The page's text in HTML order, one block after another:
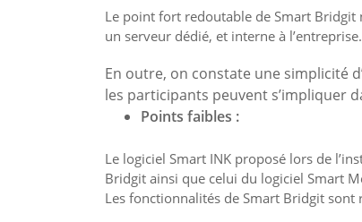
Le point fort redoutable de Smart Bridgit
un serveur dédié, et interne à l’entreprise.
En outre, on constate une simplicité
les participants peuvent s’impliquer
Points faibles :
Le logiciel Smart INK proposé lors de
Bridgit ainsi que celui du logiciel Smart
Les fonctionnalités de Smart Bridgit sont